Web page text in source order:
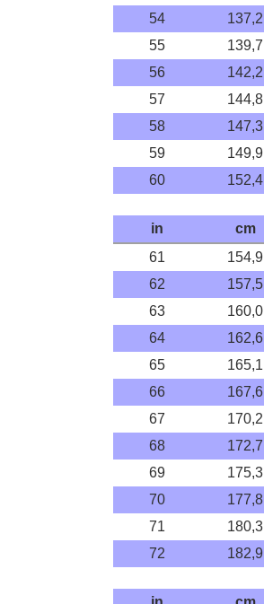
54
137,2
55
139,7
56
142,2
57
144,8
58
147,3
59
149,9
60
152,4
in
cm
61
154,9
62
157,5
63
160,0
64
162,6
65
165,1
66
167,6
67
170,2
68
172,7
69
175,3
70
177,8
71
180,3
72
182,9